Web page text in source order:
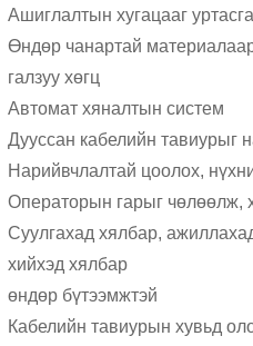
Ашиглалтын хугацааг
Өндөр чанартай
галзуу хөгц
Автомат хяналтын систем
Дууссан кабелийн тавиурыг
Нарийвчлалтай цоолох,
Операторын гарыг чөлөөлж,
Суулгахад хялбар,
хийхэд хялбар
өндөр бүтээмжтэй
Кабелийн тавиурын хувьд